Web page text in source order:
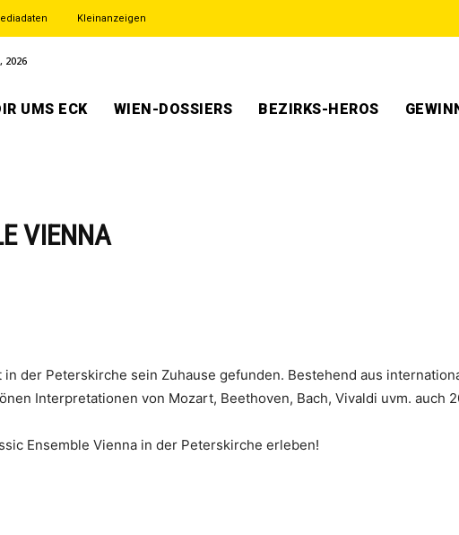
Kleinanzeigen
2026
UMS ECK WIEN-DOSSIERS BEZIRKS-HEROS
VIENNA
in der Peterskirche sein Zuhause gefunden. Bestehend aus
Interpretationen von Mozart, Beethoven, Bach, Vivaldi uvm. auch
Ensemble Vienna in der Peterskirche erleben!